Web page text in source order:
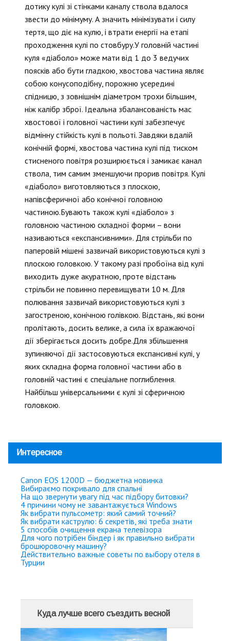
дотику кулі зі стінками каналу ствола вдалося
звести до мінімуму. А значить мінімізувати і силу
тертя, що діє на кулю, і втрати енергії на етапі
проходження кулі по стовбуру.У головній частині
куля «діаболо» може мати від 1 до 3 ведучих
поясків або бути гладкою, хвостова частина являє
собою конусоподібну, порожню усередині
спідницю, з зовнішнім діаметром трохи більшим,
ніж калібр зброї. Ідеальна збалансованість мас
хвостової і головної частини кулі забезпечує
відмінну стійкість кулі в польоті. Завдяки вдалій
конічній формі, хвостова частина кулі під тиском
стисненого повітря розширюється і замикає канал
ствола, тим самим зменшуючи прорив повітря. Кулі
«діаболо» виготовляються з плоскою,
напівсферичної або конічної головною
частиною.Бувають також кулі «діаболо» з
головною частиною складної форми – вони
називаються «експансивними». Для стрільби по
паперовій мішені зазвичай використовуються кулі з
плоскою головкою. У такому разі пробоїна від кулі
виходить дуже акуратною, проте відстань
стрільби не повинно перевищувати 10 м. Для
полювання зазвичай використовуються кулі з
загостреною, конічною голівкою. Відстань, які вони
пролітають, досить велике, а сила їх вражаючої
дії зберігається досить добре.Для збільшення
зупиняючої дії застосовуються експансивні кулі, у
яких складна форма головної частини або в
головній частині є спеціальне поглиблення.
Найбільш універсальними є кулі зі сферичною
головкою.
Интересное
Canon EOS 1200D — бюджетна новинка
Вибираємо покривало для спальні
На що звернути увагу під час підбору битовки?
4 причини чому не завантажується Windows
Як вибрати пульсометр: який самий точний?
Як вибрати каструлю: 6 секретів, які треба знати
5 способів очищення екрана телевізора
Для чого потрібен біндер і як правильно вибрати
брошюровочну машину?
Действительно важные советы по выбору отеля в
Турции
Куда лучше всего съездить весной